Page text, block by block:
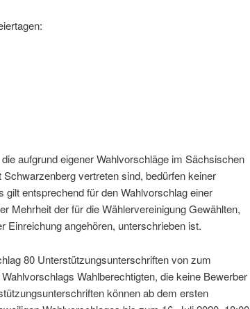
aufgrund eigener Wahlvorschläge im Sächsischen
vertreten sind, bedürfen keiner
entspre­chend für den Wahlvorschlag einer
Mehrheit der für die Wählervereinigung Gewählten,
Einreichung ange­hören, unter­schrieben ist.
80 Unterstützungsunterschriften von zum
Wahlberechtigten, die keine Bewerber
können ab dem ersten